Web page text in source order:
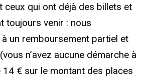
ceux qui ont déjà des billets et
toujours venir : nous
un remboursement partiel et
n’avez aucune démarche à
€ sur le montant des places